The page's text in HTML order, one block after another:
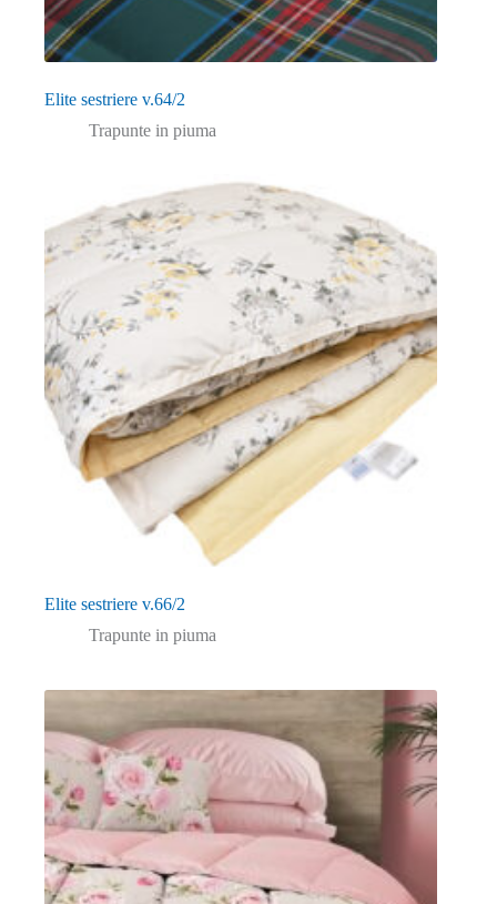
Elite sestriere v.64/2
Trapunte in piuma
Elite sestriere v.66/2
Trapunte in piuma